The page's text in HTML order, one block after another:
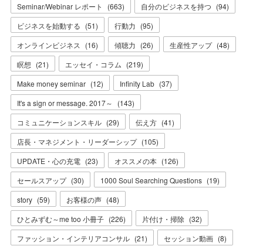
Seminar/Webinar レポート
(663) 自分のビジネスを持つ (94)
ビジネスを始動する (51) 行動力 (95)
オンラインビジネス
(16) 傾聴力 (26) 生産性アップ (48)
瞑想 (21) エッセイ・コラム (219)
Make money seminar (12) Infinity Lab (37)
It's a sign or message. 2017～
(143)
コミュニケーションスキル (29) 伝え方 (41)
店長・マネジメント・リーダーシップ (105)
UPDATE・心の充電 (23) オススメの本 (126)
セールスアップ (30) 1000 Soul Searching Questions (19)
story (59) お客様の声 (48)
ひとみずむ～me too 小冊子 (226) 片付け・掃除 (32)
ファッション・インテリアコンサル (21) セッション動画 (8)